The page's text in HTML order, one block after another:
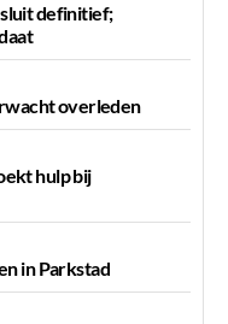
definitief;
overleden
hulp bij
in Parkstad